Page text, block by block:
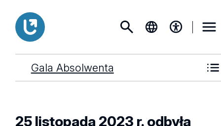
Gala Absolwenta
25 listopada 2023 r. odbyła